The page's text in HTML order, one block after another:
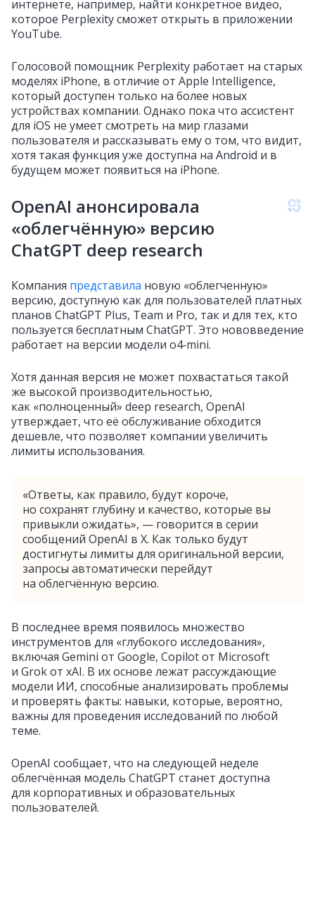
интернете, например, найти конкретное видео,
которое Perplexity сможет открыть в приложении
YouTube.
Голосовой помощник Perplexity работает на старых
моделях iPhone, в отличие от Apple Intelligence,
который доступен только на более новых
устройствах компании. Однако пока что ассистент
для iOS не умеет смотреть на мир глазами
пользователя и рассказывать ему о том, что видит,
хотя такая функция уже доступна на Android и в
будущем может появиться на iPhone.
OpenAI анонсировала
«облегчённую» версию
ChatGPT deep research
Компания представила новую «облегченную»
версию, доступную как для пользователей платных
планов ChatGPT Plus, Team и Pro, так и для тех, кто
пользуется бесплатным ChatGPT. Это нововведение
работает на версии модели o4‑mini.
Хотя данная версия не может похвастаться такой
же высокой производительностью,
как «полноценный» deep research, OpenAI
утверждает, что её обслуживание обходится
дешевле, что позволяет компании увеличить
лимиты использования.
«Ответы, как правило, будут короче,
но сохранят глубину и качество, которые вы
привыкли ожидать», — говорится в серии
сообщений OpenAI в X. Как только будут
достигнуты лимиты для оригинальной версии,
запросы автоматически перейдут
на облегчённую версию.
В последнее время появилось множество
инструментов для «глубокого исследования»,
включая Gemini от Google, Copilot от Microsoft
и Grok от xAI. В их основе лежат рассуждающие
модели ИИ, способные анализировать проблемы
и проверять факты: навыки, которые, вероятно,
важны для проведения исследований по любой
теме.
OpenAI сообщает, что на следующей неделе
облегчённая модель ChatGPT станет доступна
для корпоративных и образовательных
пользователей.